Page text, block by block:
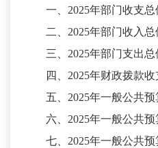
一、 2025年部门收支总
二、 2025年部门收入总
三、 2025年部门支出总
四、 2025年财政拨款
五、 2025年一般公共
六、 2025年一般公共
七、 2025年一般公共预